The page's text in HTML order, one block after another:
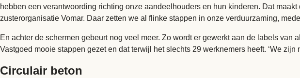
hebben een verantwoording richting onze aandeelhouders en hun kinderen. Dat
zusterorganisatie Vomar. Daar zetten we al flinke stappen in onze verduurzaming,
En achter de schermen gebeurt nog veel meer. Zo wordt er gewerkt aan de labels
Vastgoed mooie stappen gezet en dat terwijl het slechts 29 werknemers heeft. ‘We
Circulair beton